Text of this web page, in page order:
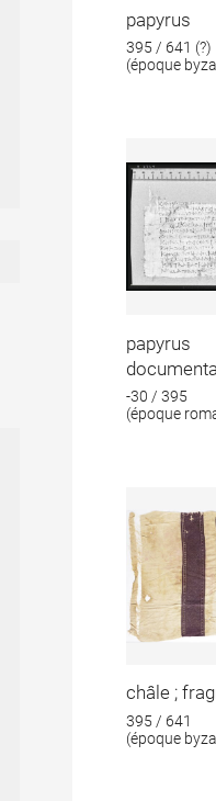
papyrus
395 / 641 (?)
(époque
papyrus
-30 / 395
(époque
châle ;
395 / 641
(époque